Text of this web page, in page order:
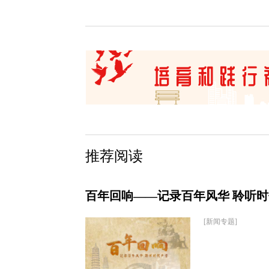
推荐阅读
百年回响——记录百年风华 聆听
[新闻专题]